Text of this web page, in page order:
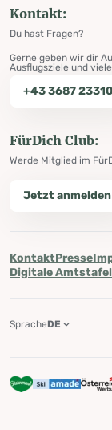
Kontakt:
Du hast Fragen?
Gerne geben wir dir
Ausflugsziele und
+43 3687 23310
FürDich Club:
Werde Mitglied im
Jetzt anmelden
KontaktPresse
Digitale Amtstafel
SpracheDE